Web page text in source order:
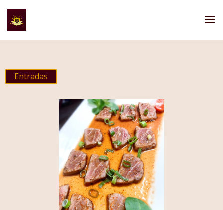
Entradas